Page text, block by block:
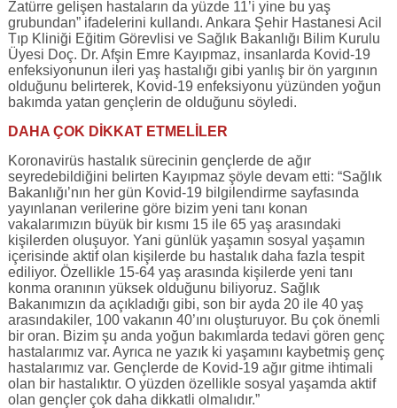
Zatürre gelişen hastaların da yüzde 11’i yine bu yaş
grubundan” ifadelerini kullandı. Ankara Şehir Hastanesi Acil
Tıp Kliniği Eğitim Görevlisi ve Sağlık Bakanlığı Bilim Kurulu
Üyesi Doç. Dr. Afşin Emre Kayıpmaz, insanlarda Kovid-19
enfeksiyonunun ileri yaş hastalığı gibi yanlış bir ön yargının
olduğunu belirterek, Kovid-19 enfeksiyonu yüzünden yoğun
bakımda yatan gençlerin de olduğunu söyledi.
DAHA ÇOK DİKKAT ETMELİLER
Koronavirüs hastalık sürecinin gençlerde de ağır
seyredebildiğini belirten Kayıpmaz şöyle devam etti: “Sağlık
Bakanlığı’nın her gün Kovid-19 bilgilendirme sayfasında
yayınlanan verilerine göre bizim yeni tanı konan
vakalarımızın büyük bir kısmı 15 ile 65 yaş arasındaki
kişilerden oluşuyor. Yani günlük yaşamın sosyal yaşamın
içerisinde aktif olan kişilerde bu hastalık daha fazla tespit
ediliyor. Özellikle 15-64 yaş arasında kişilerde yeni tanı
konma oranının yüksek olduğunu biliyoruz. Sağlık
Bakanımızın da açıkladığı gibi, son bir ayda 20 ile 40 yaş
arasındakiler, 100 vakanın 40’ını oluşturuyor. Bu çok önemli
bir oran. Bizim şu anda yoğun bakımlarda tedavi gören genç
hastalarımız var. Ayrıca ne yazık ki yaşamını kaybetmiş genç
hastalarımız var. Gençlerde de Kovid-19 ağır gitme ihtimali
olan bir hastalıktır. O yüzden özellikle sosyal yaşamda aktif
olan gençler çok daha dikkatli olmalıdır.”